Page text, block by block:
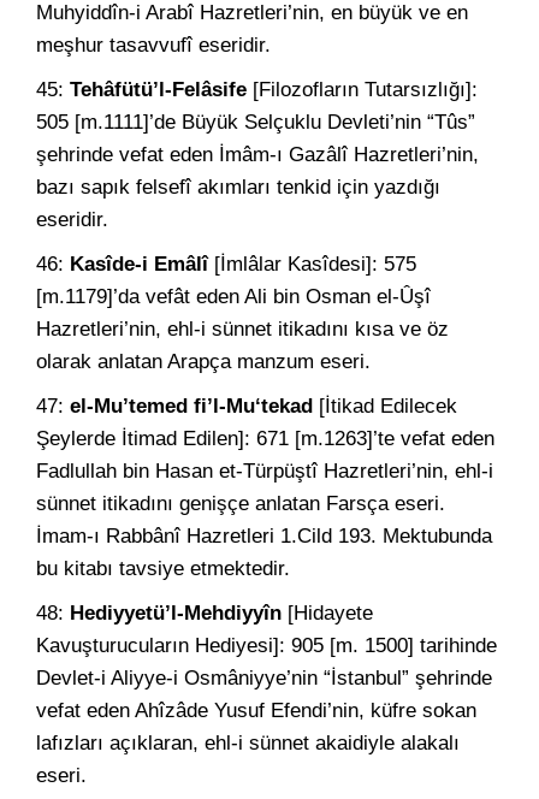
Muhyiddîn-i Arabî Hazretleri’nin, en büyük ve en
meşhur tasavvufî eseridir.
45: Tehâfütü’l-Felâsife [Filozofların Tutarsızlığı]:
505 [m.1111]’de Büyük Selçuklu Devleti’nin “Tûs”
şehrinde vefat eden İmâm-ı Gazâlî Hazretleri’nin,
bazı sapık felsefî akımları tenkid için yazdığı
eseridir.
46: Kasîde-i Emâlî[İmlâlar Kasîdesi]: 575
[m.1179]’da vefât eden Ali bin Osman el-Ûşî
Hazretleri’nin, ehl-i sünnet itikadını kısa ve öz
olarak anlatan Arapça manzum eseri.
47: el-Mu’temed fi’l-Mu‘tekad [İtikad Edilecek
Şeylerde İtimad Edilen]: 671 [m.1263]’te vefat eden
Fadlullah bin Hasan et-Türpüştî Hazretleri’nin, ehl-i
sünnet itikadını genişçe anlatan Farsça eseri.
İmam-ı Rabbânî Hazretleri 1.Cild 193. Mektubunda
bu kitabı tavsiye etmektedir.
48: Hediyyetü’l-Mehdiyyîn [Hidayete
Kavuşturucuların Hediyesi]: 905 [m. 1500] tarihinde
Devlet-i Aliyye-i Osmâniyye’nin “İstanbul” şehrinde
vefat eden Ahîzâde Yusuf Efendi’nin, küfre sokan
lafızları açıklaran, ehl-i sünnet akaidiyle alakalı
eseri.